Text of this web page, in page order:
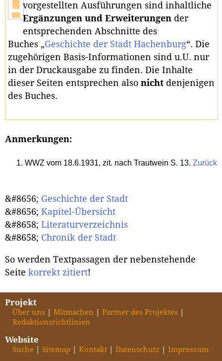
vorgestellten Ausführungen sind inhaltliche
Ergänzungen und Erweiterungen der
entsprechenden Abschnitte des
Buches „Geschichte der Stadt Hachenburg“. Die
zugehörigen Basis-Informationen sind u.U. nur
in der Druckausgabe zu finden. Die Inhalte
dieser Seiten entsprechen also nicht denjenigen
des Buches.
Anmerkungen:
WWZ vom 18.6.1931, zit. nach Trautwein S. 13. Zurück
&#8656; Geschichte der Stadt
&#8656; Kapitel-Übersicht
&#8658; Literaturverzeichnis
&#8658; Chronik der Stadt
So werden Textpassagen der nebenstehende
Seite korrekt zitiert!
Projekt
Über uns Mitmachen
Partner des Projektes
Redaktionsrichtlinien
Website
Suche Sitemap Kontakt Datenschutz Impressum